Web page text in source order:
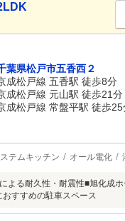
葉県松戸市五香西２
成松戸線 五香駅 徒歩8分
成松戸線 元山駅 徒歩21分
成松戸線 常盤平駅 徒歩25
テムキッチン オール電化
よる耐久性・耐震性■旭化成
すすめの駐車スペース